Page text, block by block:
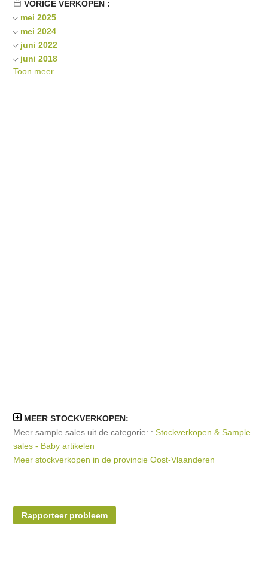
VORIGE VERKOPEN :
mei 2025
mei 2024
juni 2022
juni 2018
juni 2016
Toon meer
MEER STOCKVERKOPEN:
Meer sample sales uit de categorie: :Stockverkopen & Sample
sales - Baby artikelen
Meer stockverkopen in de provincie Oost-Vlaanderen
Rapporteer probleem